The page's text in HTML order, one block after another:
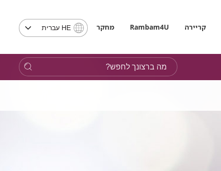
קריירה Rambam4U מחקר
בחירת
שים
לב,
בבחירת
HE עברית
מה
ברצונך
לחפש?